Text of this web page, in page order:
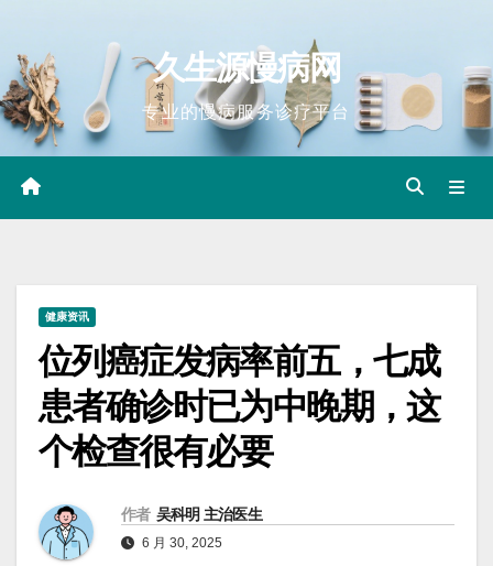
content
久生源慢病网
专业的慢病服务诊疗平台
健康资讯
位列癌症发病率前五，七成
患者确诊时已为中晚期，这
个检查很有必要
作者 吴科明 主治医生
6 月 30, 2025